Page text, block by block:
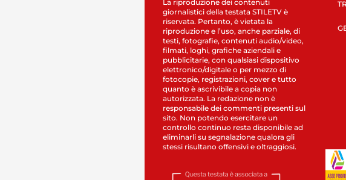
La riproduzione dei contenuti
giornalistici della testata STILETV è
riservata. Pertanto, è vietata la
riproduzione e l’uso, anche parziale, di
testi, fotografie, contenuti audio/video,
filmati, loghi, grafiche aziendali e
pubblicitarie, con qualsiasi dispositivo
elettronico/digitale o per mezzo di
fotocopie, registrazioni, cover e tutto
quanto è ascrivibile a copia non
autorizzata. La redazione non è
responsabile dei commenti presenti sul
sito. Non potendo esercitare un
controllo continuo resta disponibile ad
eliminarli su segnalazione qualora gli
stessi risultano offensivi e oltraggiosi.